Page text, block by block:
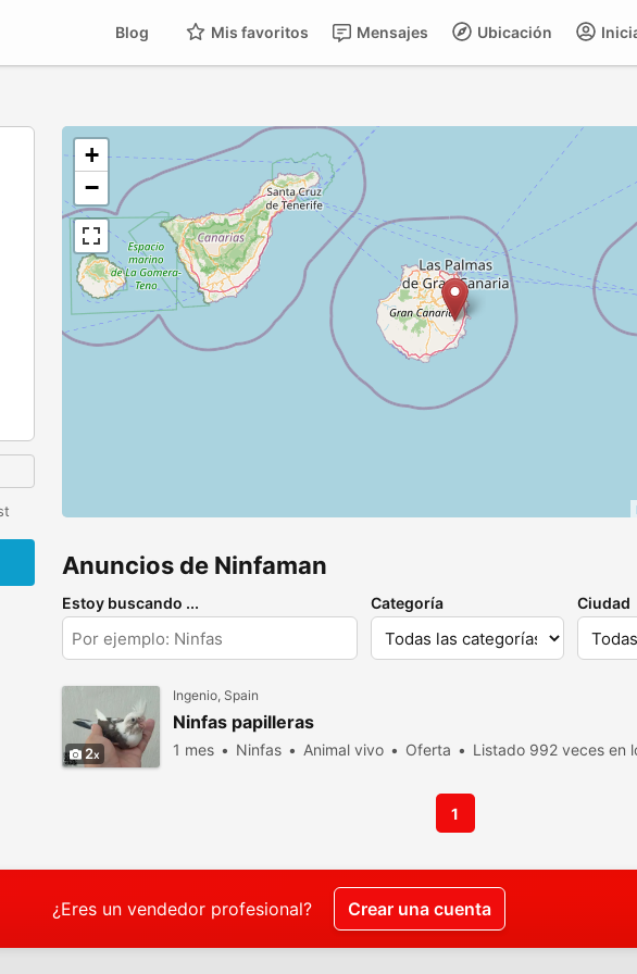
Ubicación
Mensajes
Mis favoritos
Blog
+
−
Anuncios de Ninfaman
Estoy buscando ... Categoría Ciudad
2
Ingenio, Spain
Ninfas papilleras
1 mes Ninfas Animal vivo Oferta Listado 992 veces en
1
¿Eres un vendedor profesional? Crear una cuenta